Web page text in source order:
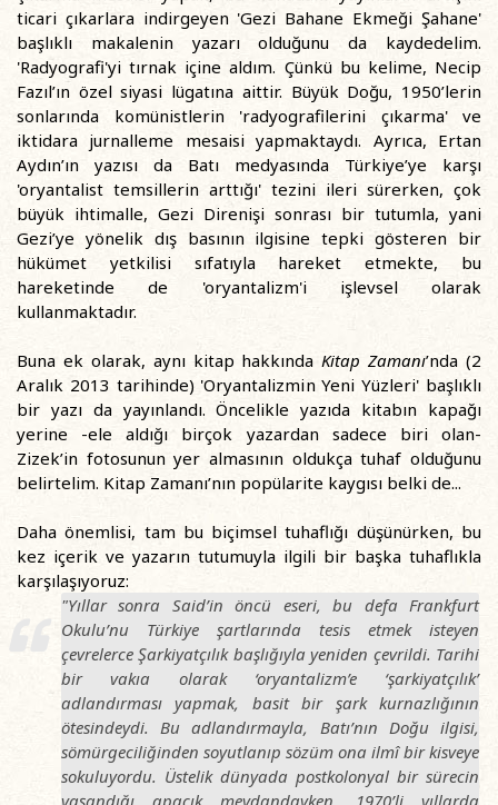
ticari çıkarlara indirgeyen 'Gezi Bahane Ekmeği Şahane'
başlıklı makalenin yazarı olduğunu da kaydedelim.
'Radyografi'yi tırnak içine aldım. Çünkü bu kelime, Necip
Fazıl’ın özel siyasi lügatına aittir. Büyük Doğu, 1950’lerin
sonlarında komünistlerin 'radyografilerini çıkarma' ve
iktidara jurnalleme mesaisi yapmaktaydı. Ayrıca, Ertan
Aydın’ın yazısı da Batı medyasında Türkiye’ye karşı
'oryantalist temsillerin arttığı' tezini ileri sürerken, çok
büyük ihtimalle, Gezi Direnişi sonrası bir tutumla, yani
Gezi’ye yönelik dış basının ilgisine tepki gösteren bir
hükümet yetkilisi sıfatıyla hareket etmekte, bu
hareketinde de 'oryantalizm'i işlevsel olarak
kullanmaktadır.
Buna ek olarak, aynı kitap hakkındaKitap Zamanı’nda (2
Aralık 2013 tarihinde) 'Oryantalizmin Yeni Yüzleri' başlıklı
bir yazı da yayınlandı. Öncelikle yazıda kitabın kapağı
yerine -ele aldığı birçok yazardan sadece biri olan-
Zizek’in fotosunun yer almasının oldukça tuhaf olduğunu
belirtelim. Kitap Zamanı’nın popülarite kaygısı belki de...
Daha önemlisi, tam bu biçimsel tuhaflığı düşünürken, bu
kez içerik ve yazarın tutumuyla ilgili bir başka tuhaflıkla
karşılaşıyoruz:
"Yıllar sonra Said’in öncü eseri, bu defa Frankfurt
Okulu’nu Türkiye şartlarında tesis etmek isteyen
çevrelerce Şarkiyatçılık başlığıyla yeniden çevrildi. Tarihi
bir vakıa olarak ‘oryantalizm’e ‘şarkiyatçılık’
adlandırması yapmak, basit bir şark kurnazlığının
ötesindeydi. Bu adlandırmayla, Batı’nın Doğu ilgisi,
sömürgeciliğinden soyutlanıp sözüm ona ilmî bir kisveye
sokuluyordu. Üstelik dünyada postkolonyal bir sürecin
yaşandığı apaçık meydandayken. 1970’li yıllarda